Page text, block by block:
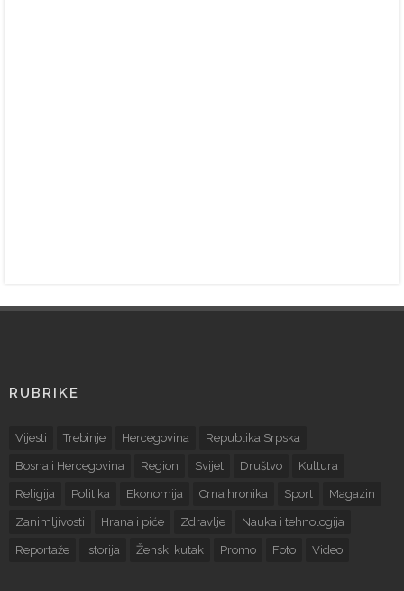
RUBRIKE
Vijesti Trebinje Hercegovina Republika Srpska
Bosna i Hercegovina Region Svijet Društvo Kultura
Religija Politika Ekonomija Crna hronika Sport Magazin
Zanimljivosti Hrana i piće Zdravlje Nauka i tehnologija
Reportaže Istorija Ženski kutak Promo Foto Video